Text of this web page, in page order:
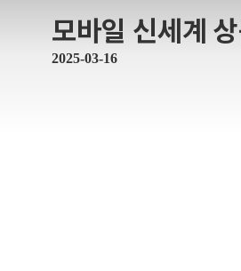
모바일 신세계
2025-03-16